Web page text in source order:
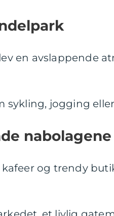
en avslappende
sykling, jogging
nabolagene
og trendy